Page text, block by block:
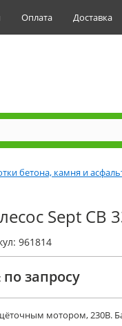
Оплата Доставка
бетона, камня и
Sept CB
961814
по запросу
мотором, 230В.